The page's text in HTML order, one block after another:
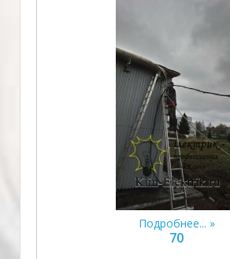
Подробнее...
70